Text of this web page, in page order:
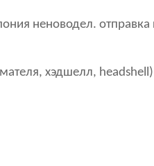
неноводел.
хэдшелл, headshell)